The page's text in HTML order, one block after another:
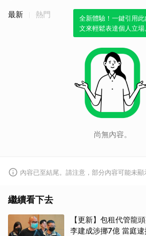
全新體驗！一鍵引用
文來輕鬆表達個人立場
最新 熱門
尚無內容。
內容已至結尾。請注意，部分內容可能未顯
繼續看下去
【更新】包租代管龍
李建成涉挪7億 當庭